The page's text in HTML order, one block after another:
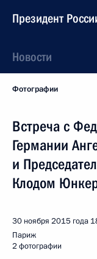
Президент
Новости
Фотографии
Встреча с
Германии
и
Клодом
30 ноября 2015 года
Париж
2 фотографии